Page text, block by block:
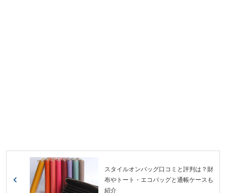
スタイルオンバッグ口コミと評判は？財
布やトート・エコバッグと通帳ケースも
紹介